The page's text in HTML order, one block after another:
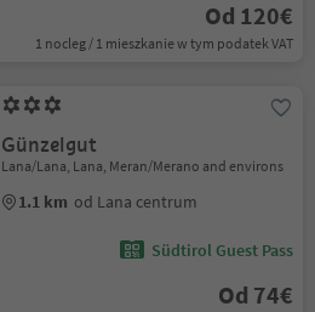
Od 120€
1 nocleg / 1 mieszkanie w tym podatek VAT
Günzelgut
Lana/Lana, Lana, Meran/Merano and environs
1.1 km od Lana centrum
Südtirol Guest Pass
Od 74€